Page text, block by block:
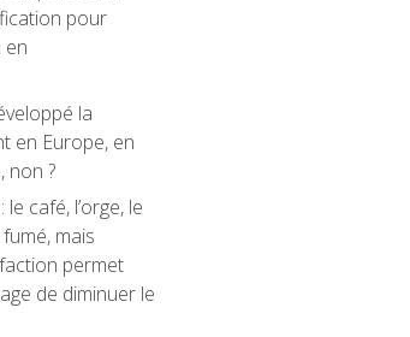
pour
en
la
en Europe, en
non ?
café, l’orge, le
mais
permet
de diminuer le